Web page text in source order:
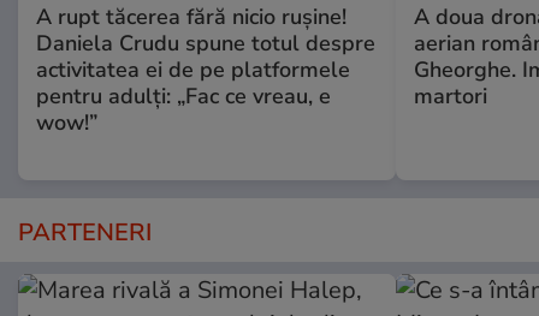
A rupt tăcerea fără nicio rușine!
Daniela Crudu spune totul despre
activitatea ei de pe platformele
pentru adulți: „Fac ce vreau, e
wow!”
A doua
aerian
Gheorghe.
martori
PARTENERI